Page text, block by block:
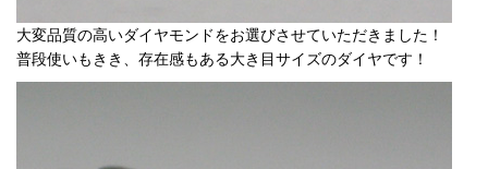
大変品質の高いダイヤモンドをお選びさせていただきました！
普段使いもきき、存在感もある大き目サイズのダイヤです！